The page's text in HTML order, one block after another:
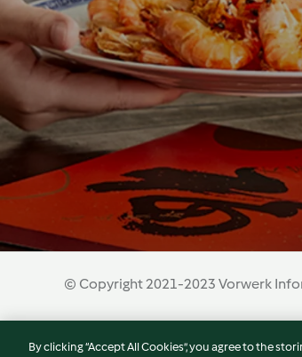
© Copyright 2021-2023 Vorwerk
Terms of Service Privacy Policy
By clicking “Accept All Cookies”, you agree to the